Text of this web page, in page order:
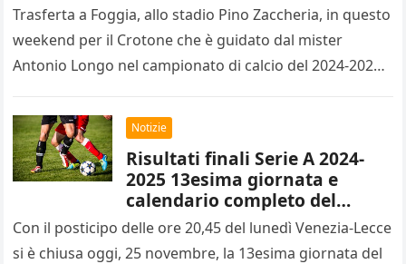
Trasferta a Foggia, allo stadio Pino Zaccheria, in questo
weekend per il Crotone che è guidato dal mister
Antonio Longo nel campionato di calcio del 2024-2025
Notizie
Risultati finali Serie A 2024-
2025 13esima giornata e
calendario completo del
14esimo turno
Con il posticipo delle ore 20,45 del lunedì Venezia-Lecce
si è chiusa oggi, 25 novembre, la 13esima giornata del